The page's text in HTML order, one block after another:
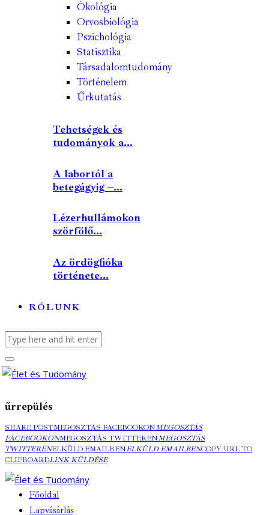
Ökológia
Orvosbiológia
Pszichológia
Statisztika
Társadalomtudomány
Történelem
Űrkutatás
Tehetségek és
tudományok a...
A labortól a
betegágyig –...
Lézerhullámokon
szörfölő...
Az ördögfióka
története...
RÓLUNK
űrrepülés
SHARE POSTMEGOSZTÁS FACEBOOKONMEGOSZTÁS
FACEBOOKONMEGOSZTÁS TWITTERENMEGOSZTÁS
TWITTERENELKÜLD EMAILBENELKÜLD EMAILBENCOPY URL TO
CLIPBOARDLINK KÜLDÉSE
Főoldal
Lapvásárlás